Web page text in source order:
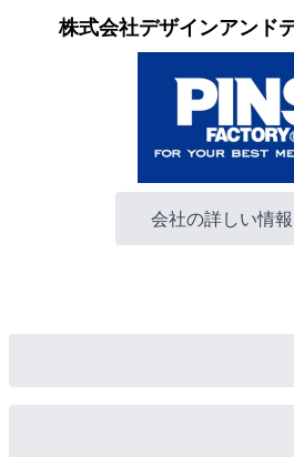
株式会社デザインアンド
会社の詳しい情